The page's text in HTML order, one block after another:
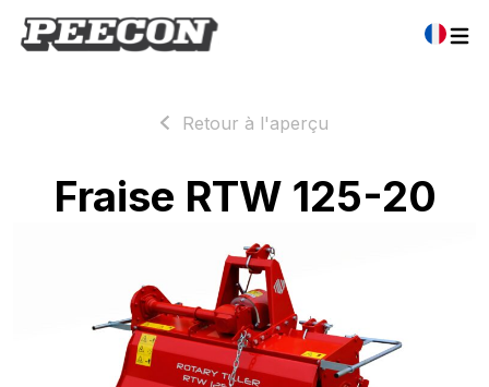
Retour à l'aperçu
Fraise RTW 125-20